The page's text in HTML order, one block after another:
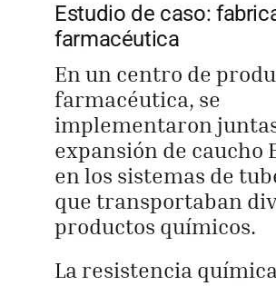
Estudio de caso:
farmacéutica
En un centro de
farmacéutica, se
implementaron
expansión de caucho
en los sistemas de
que transportaban
productos químicos.
La resistencia